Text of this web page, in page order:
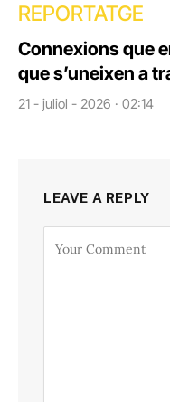
REPORTATGE
Connexions que
que s’uneixen a
21 - juliol - 2026 · 02:14
LEAVE A REPLY